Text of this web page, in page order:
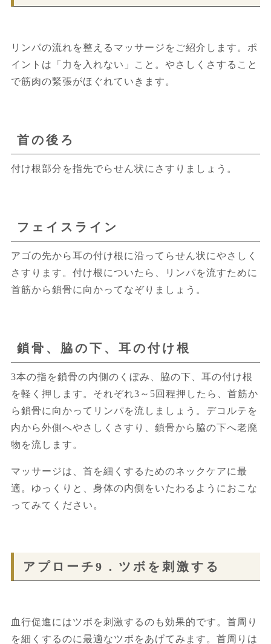
リンパの流れを整えるマッサージをご紹介します。ポ
イントは「力を入れない」こと。やさしくさすること
で筋肉の緊張がほぐれていきます。
首の後ろ
付け根部分を指先でらせん状にさすりましょう。
フェイスライン
アゴの先から耳の付け根に沿ってらせん状にやさしく
さすります。付け根についたら、リンパを流すために
首筋から鎖骨に向かってなぞりましょう。
鎖骨、脇の下、耳の付け根
3本の指を鎖骨の内側のくぼみ、脇の下、耳の付け根
を軽く押します。それぞれ3～5回程押したら、首筋か
ら鎖骨に向かってリンパを流しましょう。デコルテを
内から外側へやさしくさすり、鎖骨から脇の下へ老廃
物を流します。
マッサージは、首を細くするためのネックケアに最
適。ゆっくりと、身体の内側をいたわるようにおこな
ってみてください。
アプローチ9．ツボを刺激する
血行促進にはツボを刺激するのも効果的です。首周り
を細くするのに最適なツボをあげてみます。首周りは